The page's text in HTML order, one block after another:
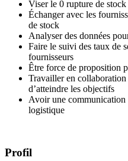
Viser le 0 rupture de stock
Échanger avec les
de stock
Analyser des données
Faire le suivi des taux de
fournisseurs
Être force de proposition
Travailler en collaboration
d’atteindre les objectifs
Avoir une communication
logistique
Profil